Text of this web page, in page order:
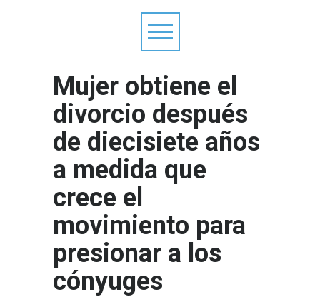
Mujer obtiene el
divorcio después
de diecisiete años
a medida que
crece el
movimiento para
presionar a los
cónyuges